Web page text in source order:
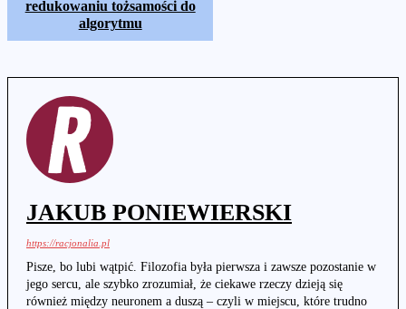
redukowaniu tożsamości do
algorytmu
JAKUB PONIEWIERSKI
https://racjonalia.pl
Pisze, bo lubi wątpić. Filozofia była pierwsza i zawsze pozostanie w
jego sercu, ale szybko zrozumiał, że ciekawe rzeczy dzieją się
również między neuronem a duszą – czyli w miejscu, które trudno